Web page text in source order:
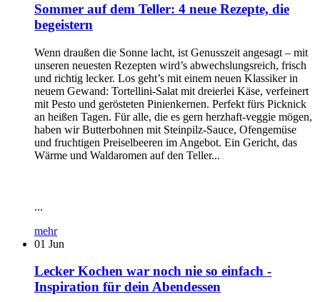
Sommer auf dem Teller: 4 neue Rezepte, die
begeistern
Wenn draußen die Sonne lacht, ist Genusszeit angesagt – mit
unseren neuesten Rezepten wird’s abwechslungsreich, frisch
und richtig lecker. Los geht’s mit einem neuen Klassiker in
neuem Gewand: Tortellini-Salat mit dreierlei Käse, verfeinert
mit Pesto und gerösteten Pinienkernen. Perfekt fürs Picknick
an heißen Tagen. Für alle, die es gern herzhaft-veggie mögen,
haben wir Butterbohnen mit Steinpilz-Sauce, Ofengemüse
und fruchtigen Preiselbeeren im Angebot. Ein Gericht, das
Wärme und Waldaromen auf den Teller...
...
mehr
01 Jun
Lecker Kochen war noch nie so einfach -
Inspiration für dein Abendessen